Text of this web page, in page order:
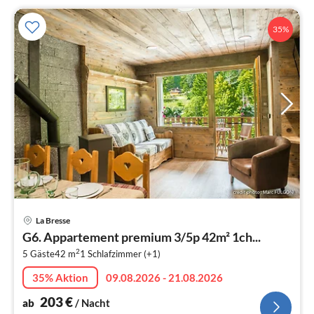
35%
La Bresse
G6. Appartement premium 3/5p 42m² 1ch...
5 Gäste42 m21 Schlafzimmer (+1)
35% Aktion
09.08.2026 - 21.08.2026
ab 203€/ Nacht